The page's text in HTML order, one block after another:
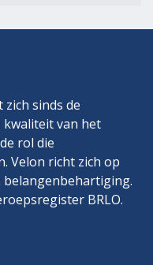
sinds de
van het
rol die
Velon richt zich op
BRLO.